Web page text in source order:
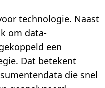
technologie. Naast
om data-
een
Dat betekent
die snel